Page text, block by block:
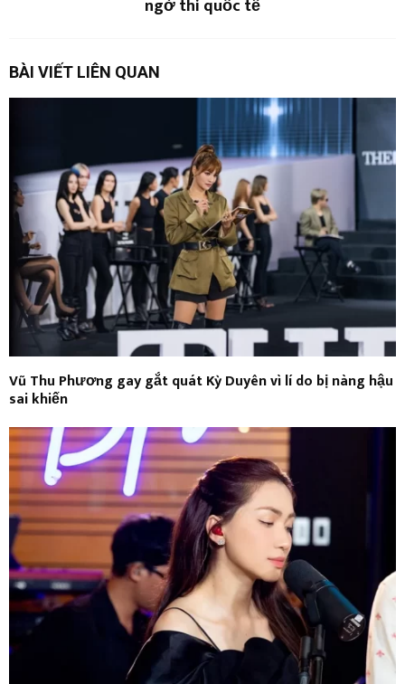
ngờ thi quốc tế
BÀI VIẾT LIÊN QUAN
Vũ Thu Phương gay gắt quát Kỳ Duyên vì lí do bị nàng hậu
sai khiến